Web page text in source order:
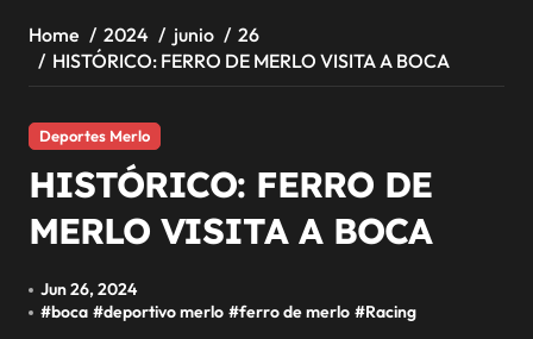
Home 2024 junio
26
HISTÓRICO: FERRO DE MERLO VISITA A BOCA
Deportes Merlo
HISTÓRICO: FERRO DE
MERLO VISITA A BOCA
Jun 26, 2024
#boca #deportivo merlo #ferro de merlo #Racing